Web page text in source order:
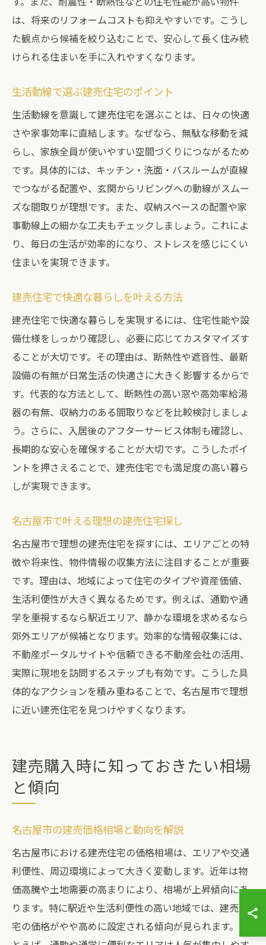
は、将来のリフォームコストも抑えやすいです。こうし
た観点から候補を絞り込むことで、安心して長く住み続
けられる住まいを手に入れやすくなります。
生活動線で選ぶ建売住宅のポイント
生活動線を意識して建売住宅を選ぶことは、日々の快適
さや家事効率に直結します。なぜなら、無駄な移動を減
らし、家族全員が使いやすい空間づくりにつながるため
です。具体的には、キッチン・洗面・バスルームが直線
でつながる配置や、玄関からリビングへの動線がスムー
ズな間取りが理想です。また、収納スペースの配置や家
事動線上の細かな工夫もチェックしましょう。これによ
り、毎日の生活が効率的になり、ストレスを感じにくい
住まいを実現できます。
建売住宅で快適な暮らしを叶える方法
建売住宅で快適な暮らしを実現するには、住宅性能や設
備仕様をしっかり確認し、必要に応じてカスタマイズす
ることが大切です。その理由は、断熱性や遮音性、最新
設備の有無が日常生活の快適さに大きく影響するからで
す。代表的な方法として、断熱性の高い窓や高効率給湯
器の有無、収納力のある間取りなどを比較検討しましょ
う。さらに、入居後のアフターサービス体制も確認し、
長期的な安心を確保することが大切です。こうしたポイ
ントを押さえることで、建売住宅でも満足度の高い暮ら
しが実現できます。
名古屋市で叶える理想の建売住宅探し
名古屋市で理想の建売住宅を探すには、エリアごとの特
徴や将来性、物件情報の収集方法に注目することが重要
です。理由は、地域によって住宅のタイプや資産価値、
生活利便性が大きく異なるためです。例えば、通勤や通
学を重視するなら駅近エリア、静かな環境を求めるなら
郊外エリアが候補となります。効率的な情報収集には、
不動産ポータルサイトや信頼できる不動産会社の活用、
実際に現地を訪問するステップも有効です。こうした具
体的なアクションを積み重ねることで、名古屋市で理想
に近い建売住宅を見つけやすくなります。
建売購入時に知っておきたい相場
と傾向
名古屋市の建売価格相場と動向を解説
名古屋市における建売住宅の価格相場は、エリアや交通
利便性、周辺環境によって大きく変動します。近年は物
価高騰や土地需要の高まりにより、相場が上昇傾向にあ
ります。特に駅近や生活利便性の高い地域では、建売住
宅の価格がやや高めに設定される傾向が見られます。た